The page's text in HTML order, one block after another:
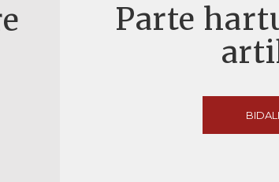
Parte